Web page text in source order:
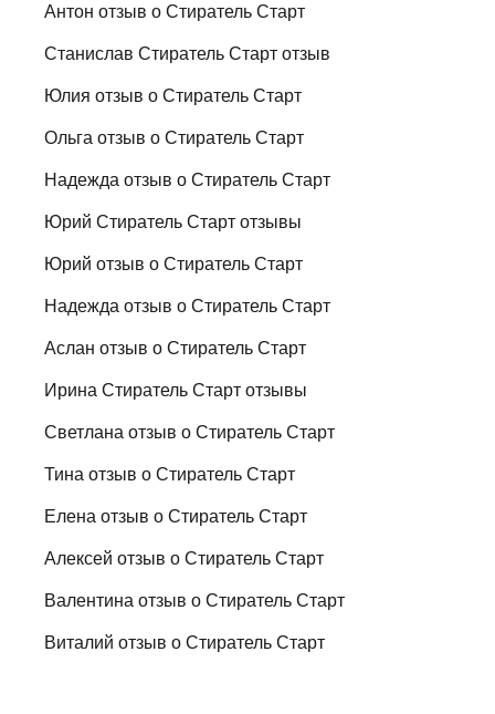
Антон отзыв о Стиратель Старт
Станислав Стиратель Старт отзыв
Юлия отзыв о Стиратель Старт
Ольга отзыв о Стиратель Старт
Надежда отзыв о Стиратель Старт
Юрий Стиратель Старт отзывы
Юрий отзыв о Стиратель Старт
Надежда отзыв о Стиратель Старт
Аслан отзыв о Стиратель Старт
Ирина Стиратель Старт отзывы
Светлана отзыв о Стиратель Старт
Тина отзыв о Стиратель Старт
Елена отзыв о Стиратель Старт
Алексей отзыв о Стиратель Старт
Валентина отзыв о Стиратель Старт
Виталий отзыв о Стиратель Старт